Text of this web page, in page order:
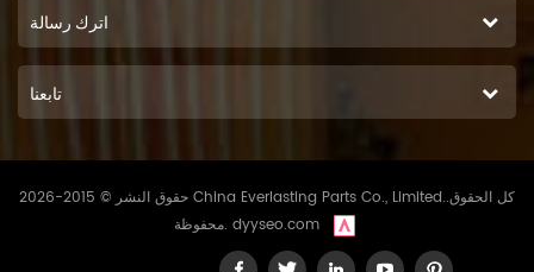
اترك رسالة
تابعنا
حقوق النشر © 2015-2026 China Everlasting Parts Co., Limited..كل الحقوق
محفوظة. dyyseo.com